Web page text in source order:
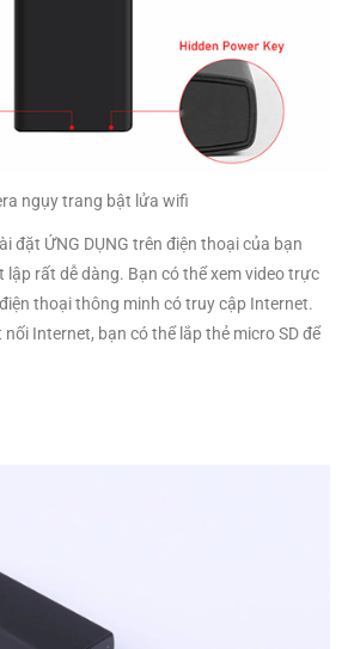
ngụy trang bật lửa wifi
đặt ỨNG DỤNG trên điện thoại của bạn
lập rất dễ dàng. Bạn có thể xem video trực
thoại thông minh có truy cập Internet.
Internet, bạn có thể lắp thẻ micro SD để